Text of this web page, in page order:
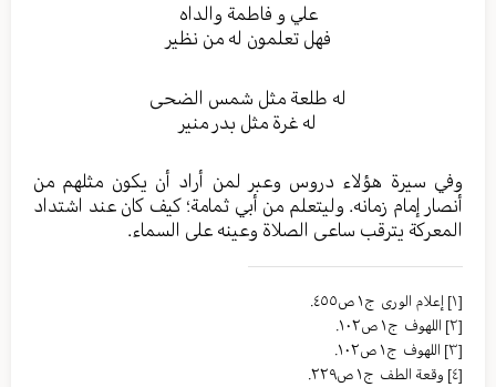
علي و فاطمة والداه
فهل تعلمون له من نظير
له طلعة مثل شمس الضحى
له غرة مثل بدر منير
وفي سيرة هؤلاء دروس وعبر لمن أراد أن يكون مثلهم من
أنصار إمام زمانه. وليتعلم من أبي ثمامة؛ كيف كان عند اشتداد
المعركة يترقب ساعى الصلاة وعينه على السماء.
[١]
إعلام الوری ج١ ص٤٥٥.
[٢]
اللهوف ج١ ص١٠٢.
[٣]
اللهوف ج١ ص١٠٢.
[٤]
وقعة الطف ج١ ص٢٢٩.